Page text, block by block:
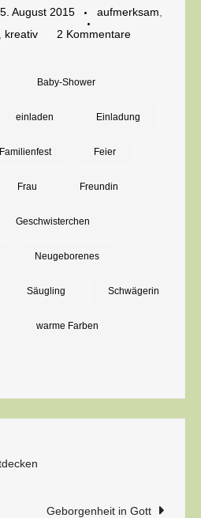
August 2015 aufmerksam
kreativ 2 Kommentarezu
fröhlichem
Baby-Shower
einladen Einladung
Familienfest Feier
Frau Freundin
Geschwisterchen
Neugeborenes
Säugling Schwägerin
warme Farben
Geborgenheit in Gott